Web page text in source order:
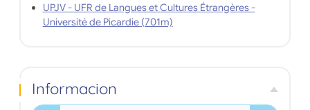
UPJV - UFR de Langues et Cultures Étrangères -
Université de Picardie (701m)
Informacion